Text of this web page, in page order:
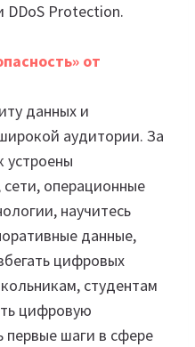
DDoS Protection.
от
данных и
аудитории. За
устроены
операционные
научитесь
данные,
цифровых
студентам
цифровую
первые шаги в сфере